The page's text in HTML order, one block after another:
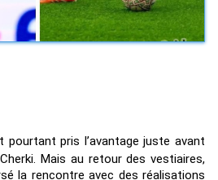
pourtant pris l’avantage juste avant
Mais au retour des vestiaires,
la rencontre avec des réalisations